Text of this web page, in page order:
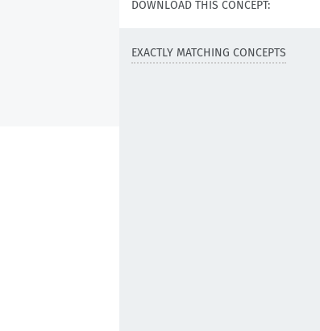
DOWNLOAD THIS CONCEPT:
EXACTLY MATCHING CONCEPTS